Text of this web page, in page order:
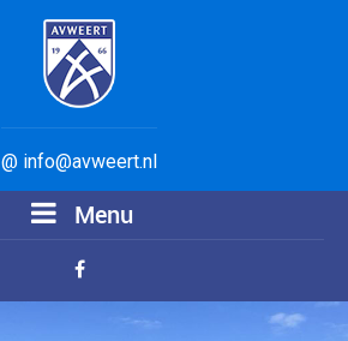
@ info@avweert.nl
Menu